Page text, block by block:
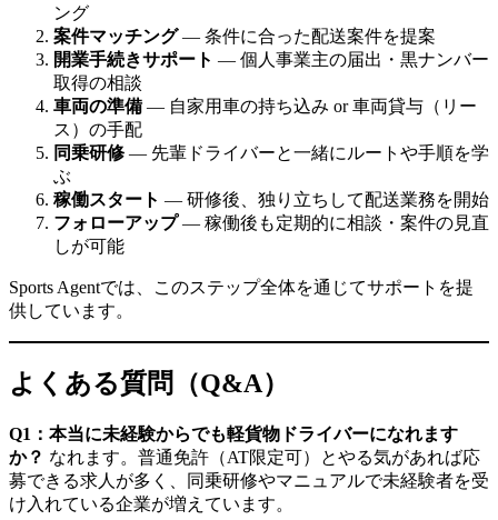
ング
案件マッチング— 条件に合った配送案件を提案
開業手続きサポート — 個人事業主の届出・黒ナンバー
取得の相談
車両の準備 — 自家用車の持ち込み or 車両貸与（リー
ス）の手配
同乗研修 — 先輩ドライバーと一緒にルートや手順を学
ぶ
稼働スタート — 研修後、独り立ちして配送業務を開始
フォローアップ— 稼働後も定期的に相談・案件の見直
しが可能
Sports Agentでは、このステップ全体を通じてサポートを提
供しています。
よくある質問（Q&A）
Q1：本当に未経験からでも軽貨物ドライバーになれます
か？ なれます。普通免許（AT限定可）とやる気があれば応
募できる求人が多く、同乗研修やマニュアルで未経験者を受
け入れている企業が増えています。